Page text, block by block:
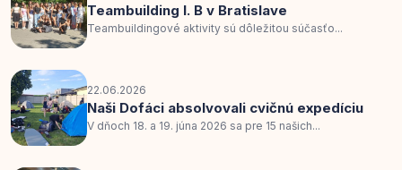
Teambuilding I. B v Bratislave
Teambuildingové aktivity sú dôležitou súčasťo...
22.06.2026
Naši Dofáci absolvovali cvičnú expedíciu
V dňoch 18. a 19. júna 2026 sa pre 15 našich...